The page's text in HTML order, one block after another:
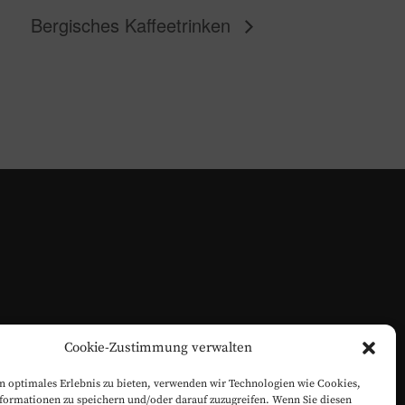
Cookie-Zustimmung verwalten
optimales Erlebnis zu bieten, verwenden wir Technologien wie Cookies,
zu speichern und/oder darauf zuzugreifen. Wenn Sie diesen
Bergisches Kaffeetrinken